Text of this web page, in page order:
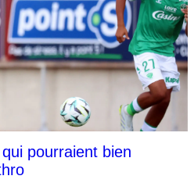
pourraient bien